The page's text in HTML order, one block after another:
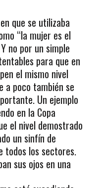
que se utilizaba
“la mujer es el
no por un simple
para que en
el mismo nivel
a poco también se
Un ejemplo
en la Copa
el nivel demostrado
un sinfín de
todos los sectores.
sus ojos en una